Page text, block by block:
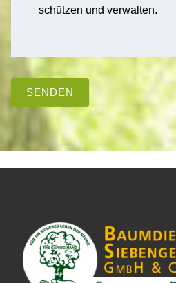
schützen und verwalten.
SENDEN